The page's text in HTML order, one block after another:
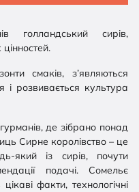
голландський сирів,
смаків, з’являються
і розвивається культура
де зібрано понад
Сирне королівство – це
який із сирів, почути
подачі. Сомельє
факти, технологічні